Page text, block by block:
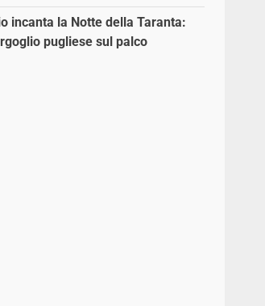
incanta la Notte della Taranta:
pugliese sul palco